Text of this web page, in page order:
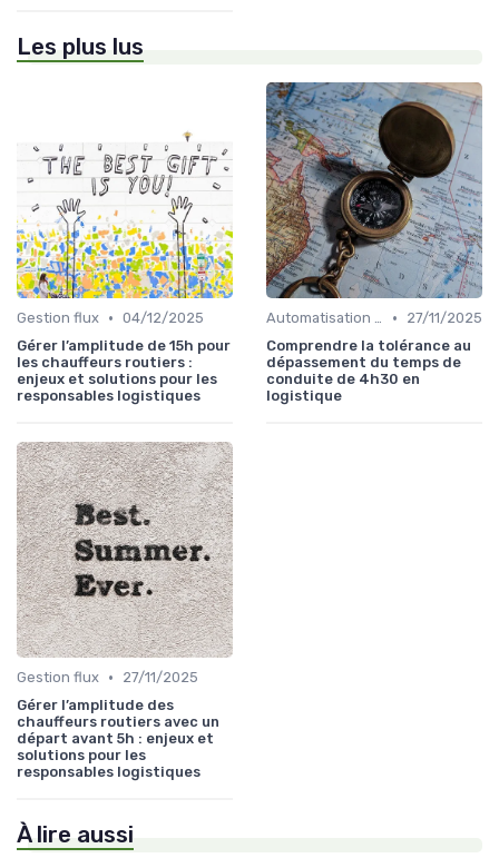
Les plus lus
Gestion flux • 04/12/2025
Gérer l’amplitude de 15h pour
les chauffeurs routiers :
enjeux et solutions pour les
responsables logistiques
Automatisation processus •
27/11/2025
Comprendre la tolérance au
dépassement du temps de
conduite de 4h30 en
logistique
Gestion flux •
27/11/2025
Gérer l’amplitude des
chauffeurs routiers avec un
départ avant 5h : enjeux et
solutions pour les
responsables logistiques
À lire aussi